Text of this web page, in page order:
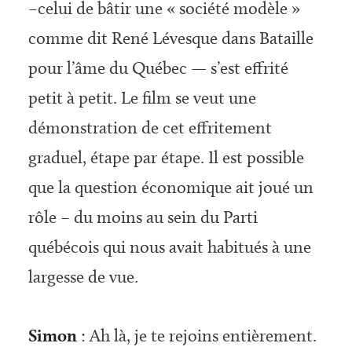
–celui de bâtir une « société modèle »
comme dit René Lévesque dans Bataille
pour l’âme du Québec — s’est effrité
petit à petit. Le film se veut une
démonstration de cet effritement
graduel, étape par étape. Il est possible
que la question économique ait joué un
rôle – du moins au sein du Parti
québécois qui nous avait habitués à une
largesse de vue.
Simon : Ah là, je te rejoins entièrement.